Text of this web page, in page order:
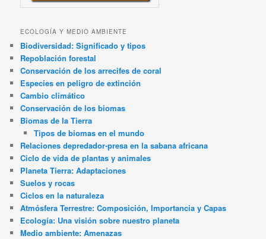
ECOLOGÍA Y MEDIO AMBIENTE
Biodiversidad: Significado y tipos
Repoblación forestal
Conservación de los arrecifes de coral
Especies en peligro de extinción
Cambio climático
Conservación de los biomas
Biomas de la Tierra
Tipos de biomas en el mundo
Relaciones depredador-presa en la sabana africana
Ciclo de vida de plantas y animales
Planeta Tierra: Adaptaciones
Suelos y rocas
Ciclos en la naturaleza
Atmósfera Terrestre: Composición, Importancia y Capas
Ecología: Una visión sobre nuestro planeta
Medio ambiente: Amenazas